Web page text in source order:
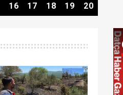
16 17 18 19 20